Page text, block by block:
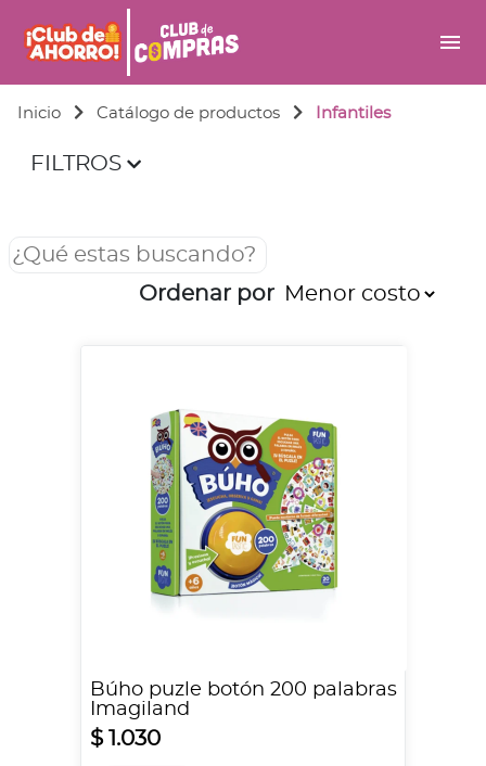
menu
Inicio Catálogo de productos Infantiles
FILTROS
Ordenar por
Búho puzle botón 200 palabras
Imagiland
$ 1.030